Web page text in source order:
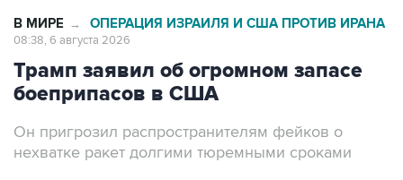
В МИРЕ → ОПЕРАЦИЯ ИЗРАИЛЯ И США ПРОТИВ ИРАНА
08:38, 6 августа 2026
Трамп заявил об огромном запасе
боеприпасов в США
Он пригрозил распространителям фейков о
нехватке ракет долгими тюремными сроками